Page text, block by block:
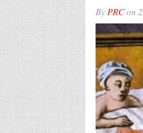
ByPRCon